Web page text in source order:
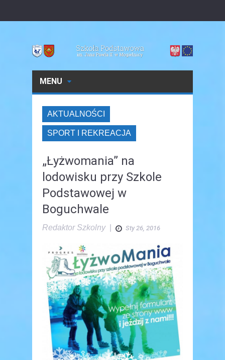
MENU
AKTUALNOŚCI
SPORT I REKREACJA
„Łyżwomania” na
lodowisku przy Szkole
Podstawowej w
Boguchwale
Redaktor Szkolny| Sty 26, 2016